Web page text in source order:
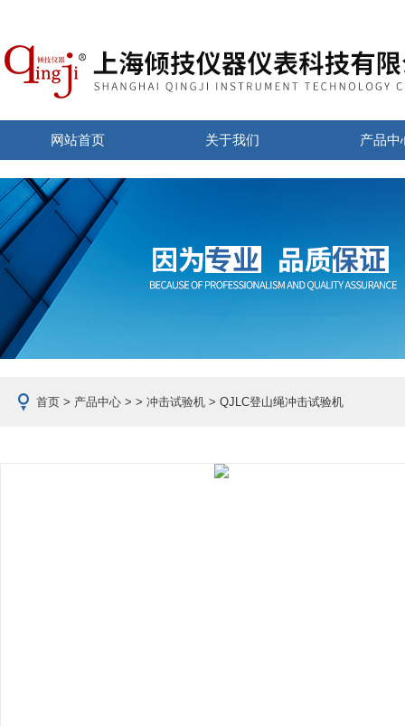
网站首页 关于我们 产品中
首页 > 产品中心 > > 冲击试验机 > QJLC登山绳冲击试验机